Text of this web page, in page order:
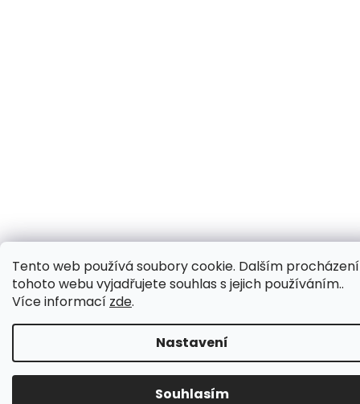
Tento web používá soubory cookie. Dalším
tohoto webu vyjadřujete souhlas s jejich používáním..
Více informací zde.
Nastavení
Souhlasím